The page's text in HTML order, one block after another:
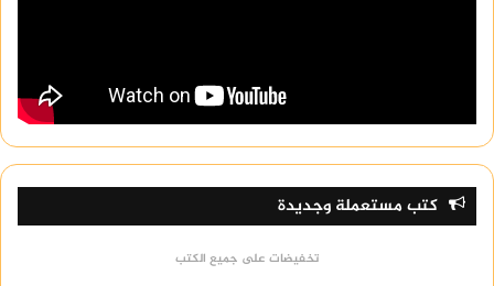
كتب مستعملة وجديدة
تخفيضات على جميع الكتب